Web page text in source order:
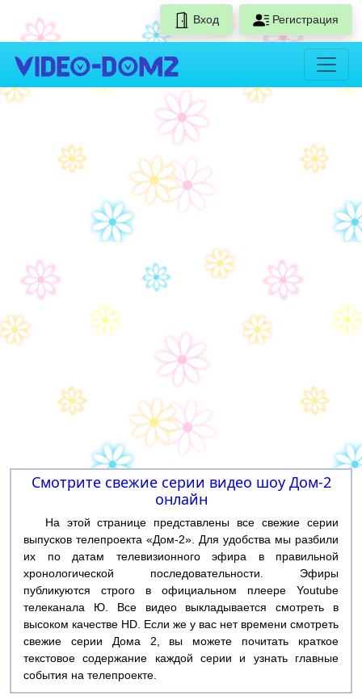
Вход Регистрация
Смотрите свежие серии видео шоу Дом-2
онлайн
На этой странице представлены все свежие серии
выпусков телепроекта «Дом-2». Для удобства мы разбили
их по датам телевизионного эфира в правильной
хронологической последовательности. Эфиры
публикуются строго в официальном плеере Youtube
телеканала Ю. Все видео выкладывается смотреть в
высоком качестве HD. Если же у вас нет времени смотреть
свежие серии Дома 2, вы можете почитать краткое
текстовое содержание каждой серии и узнать главные
события на телепроекте.